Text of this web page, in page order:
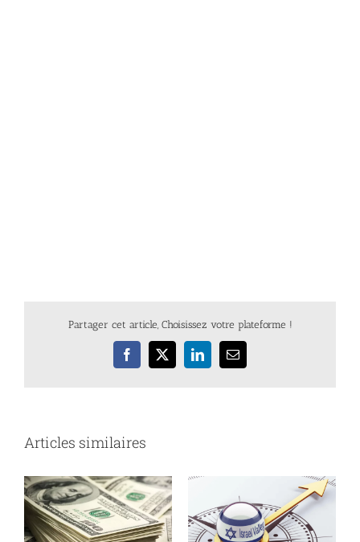
Partager cet article, Choisissez votre plateforme !
Facebook
X LinkedInEmail
Articles similaires